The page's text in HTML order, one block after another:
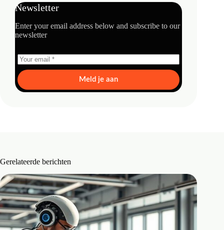
Newsletter
Enter your email address below and subscribe to our
newsletter
Meld je aan
Gerelateerde berichten